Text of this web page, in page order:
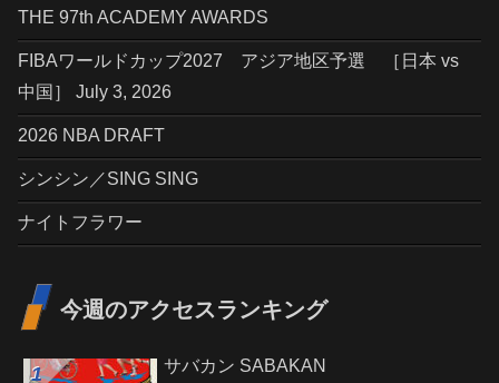
THE 97th ACADEMY AWARDS
FIBAワールドカップ2027 アジア地区予選 ［日本 vs
中国］ July 3, 2026
2026 NBA DRAFT
シンシン／SING SING
ナイトフラワー
今週のアクセスランキング
サバカン SABAKAN